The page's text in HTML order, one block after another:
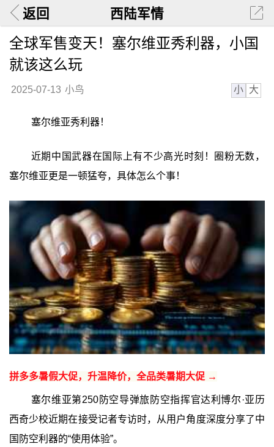
返回 西陆军情
全球军售变天！塞尔维亚秀利器，小国
就该这么玩
2025-07-13 小鸟 小 大
塞尔维亚秀利器！
近期中国武器在国际上有不少高光时刻！圈粉无数，
塞尔维亚更是一顿猛夸，具体怎么个事！
拼多多暑假大促，升温降价，全品类暑期大促 →
塞尔维亚第250防空导弹旅防空指挥官达利博尔·亚历
西奇少校近期在接受记者专访时，从用户角度深度分享了中
国防空利器的“使用体验”。